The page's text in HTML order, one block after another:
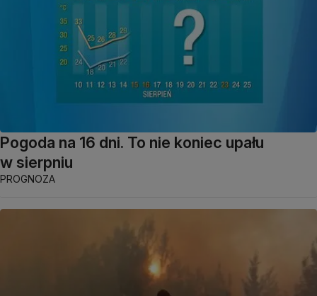
Pogoda na 16 dni. To nie koniec upału
w sierpniu
PROGNOZA